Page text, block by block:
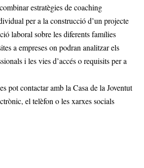
estratègies de coaching
per a la construcció d’un projecte
laboral sobre les diferents famílies
a empreses on podran analitzar els
i les vies d’accés o requisits per a
pot contactar amb la Casa de la Joventut
el telèfon o les xarxes socials